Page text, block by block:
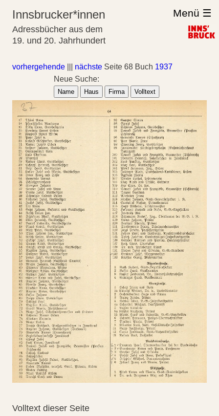
Innsbrucker*innen
Adressbücher aus dem
19. und 20. Jahrhundert
Menü ☰
vorhergehende nächste Seite 68 Buch 1937
Neue Suche:
Name Haus Firma Volltext
Volltext dieser Seite